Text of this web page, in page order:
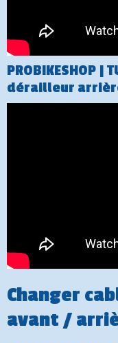
PROBIKESHOP |
dérailleur
Changer
avant /